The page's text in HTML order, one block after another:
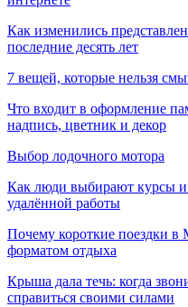
Как изменились
последние десять лет
7 вещей, которые нельзя
Что входит в оформление
надпись, цветник и декор
Выбор лодочного мотора
Как люди выбирают курсы и
удалённой работы
Почему короткие поездки в
форматом отдыха
Крыша дала течь: когда
справиться своими силами